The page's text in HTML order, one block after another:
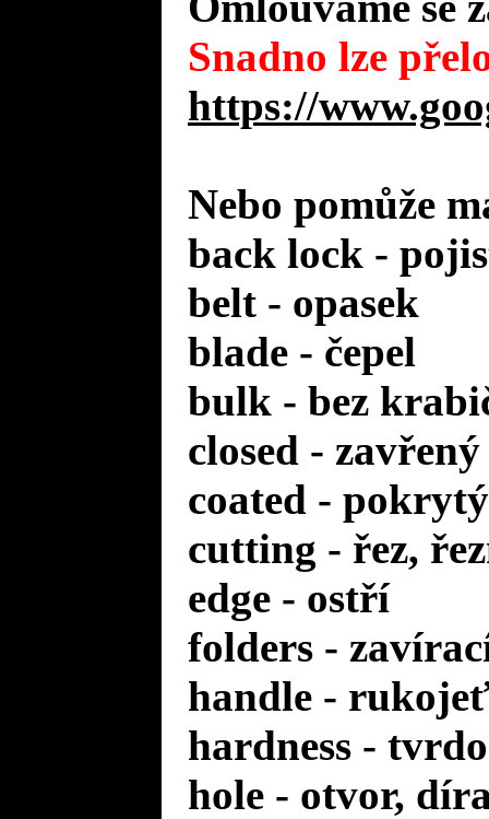
Snadno lze
https://
Nebo pomůže
back lock -
belt - opasek
blade - čepel
bulk - bez
closed - zavřený
coated -
cutting - řez,
edge - ostří
folders -
handle -
hardness -
hole - otvor,